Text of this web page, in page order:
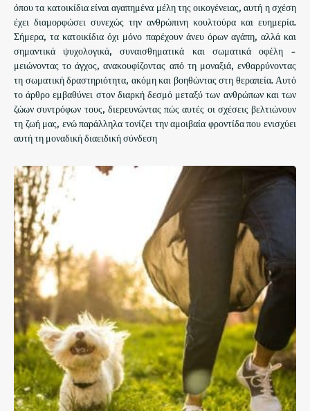
όπου τα κατοικίδια είναι αγαπημένα μέλη της οικογένειας, αυτή η σχέση
έχει διαμορφώσει συνεχώς την ανθρώπινη κουλτούρα και ευημερία.
Σήμερα, τα κατοικίδια όχι μόνο παρέχουν άνευ όρων αγάπη, αλλά και
σημαντικά ψυχολογικά, συναισθηματικά και σωματικά οφέλη -
μειώνοντας το άγχος, ανακουφίζοντας από τη μοναξιά, ενθαρρύνοντας
τη σωματική δραστηριότητα, ακόμη και βοηθώντας στη θεραπεία. Αυτό
το άρθρο εμβαθύνει στον διαρκή δεσμό μεταξύ των ανθρώπων και των
ζώων συντρόφων τους, διερευνώντας πώς αυτές οι σχέσεις βελτιώνουν
τη ζωή μας, ενώ παράλληλα τονίζει την αμοιβαία φροντίδα που ενισχύει
αυτή τη μοναδική διαειδική σύνδεση